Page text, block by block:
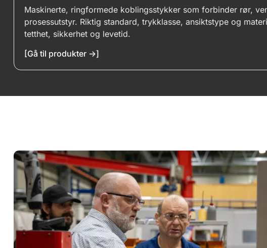
Maskinerte, ringformede koblingsstykker som forbinder rør,
prosessutstyr. Riktig standard, trykklasse, ansiktstype og
tetthet, sikkerhet og levetid.
[Gå til produkter ->]
Send inn